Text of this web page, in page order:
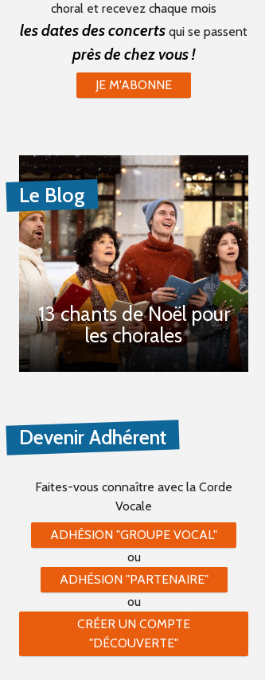
choral et recevez chaque mois
les dates des concerts qui se passent
près de chez vous !
JE M'ABONNE
Le Blog
13 chants de Noël pour
les chorales
Devenir Adhérent
Faites-vous connaître avec la Corde
Vocale
ADHÉSION "GROUPE VOCAL"
ou
ADHÉSION "PARTENAIRE"
ou
CRÉER UN COMPTE
"DÉCOUVERTE"